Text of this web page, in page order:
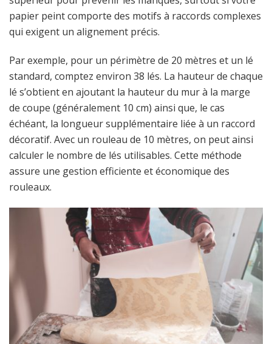
papier peint comporte des motifs à raccords complexes
qui exigent un alignement précis.
Par exemple, pour un périmètre de 20 mètres et un lé
standard, comptez environ 38 lés. La hauteur de chaque
lé s’obtient en ajoutant la hauteur du mur à la marge
de coupe (généralement 10 cm) ainsi que, le cas
échéant, la longueur supplémentaire liée à un raccord
décoratif. Avec un rouleau de 10 mètres, on peut ainsi
calculer le nombre de lés utilisables. Cette méthode
assure une gestion efficiente et économique des
rouleaux.